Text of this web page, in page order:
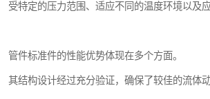
受特定的压力范围、适应不同的温度环境以及
管件标准件的性能优势体现在多个方面。
其结构设计经过充分验证，确保了较佳的流体动